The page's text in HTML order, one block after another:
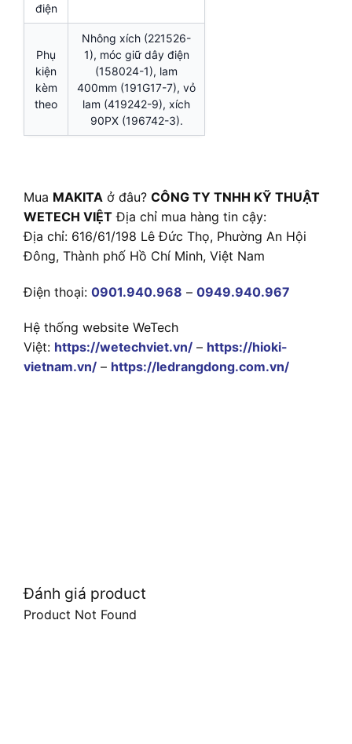
điện
Phụ
kiện
kèm
theo
Nhông xích (221526-
1), móc giữ dây điện
(158024-1), lam
400mm (191G17-7), vỏ
lam (419242-9), xích
90PX (196742-3).
Mua MAKITA ở đâu? CÔNG TY TNHH KỸ THUẬT
WETECH VIỆT Địa chỉ mua hàng tin cậy:
Địa chỉ: 616/61/198 Lê Đức Thọ, Phường An Hội
Đông, Thành phố Hồ Chí Minh, Việt Nam
Điện thoại: 0901.940.968 – 0949.940.967
Hệ thống website WeTech
Việt: https://wetechviet.vn/ – https://hioki-
vietnam.vn/ – https://ledrangdong.com.vn/
Đánh giá product
Product Not Found